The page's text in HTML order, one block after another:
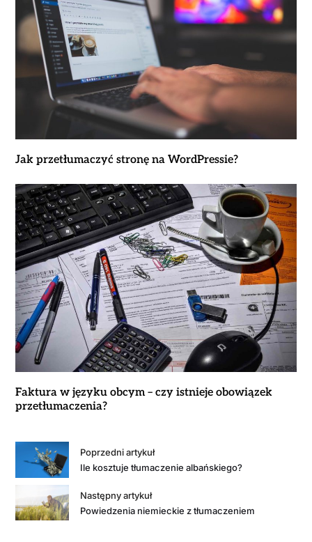
Jak przetłumaczyć stronę na WordPressie?
Faktura w języku obcym – czy istnieje obowiązek
przetłumaczenia?
Poprzedni artykuł
Ile kosztuje tłumaczenie albańskiego?
Następny artykuł
Powiedzenia niemieckie z tłumaczeniem